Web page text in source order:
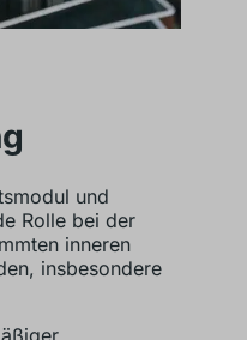
und
Rolle bei der
inneren
insbesondere